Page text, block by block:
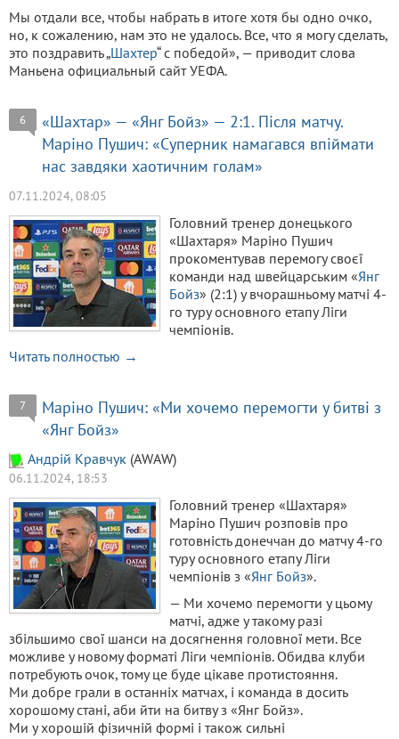
Мы отдали все, чтобы набрать в итоге хотя бы одно очко,
но, к сожалению, нам это не удалось. Все, что я могу сделать,
это поздравить „Шахтер“ с победой», — приводит слова
Маньена официальный сайт УЕФА.
6
«Шахтар» — «Янг Бойз» — 2:1. Після матчу.
Маріно Пушич: «Суперник намагався впіймати
нас завдяки хаотичним голам»
07.11.2024, 08:05
Головний тренер донецького
«Шахтаря» Маріно Пушич
прокоментував перемогу своєї
команди над швейцарським «Янг
Бойз» (2:1) у вчорашньому матчі 4-
го туру основного етапу Ліги
чемпіонів.
Читать полностью →
7
Маріно Пушич: «Ми хочемо перемогти у битві з
«Янг Бойз»
Aндрiй Кравчук (AWAW)
06.11.2024, 18:53
Головний тренер «Шахтаря»
Маріно Пушич розповів про
готовність донеччан до матчу 4-го
туру основного етапу Ліги
чемпіонів з «Янг Бойз».
— Ми хочемо перемогти у цьому
матчі, адже у такому разі
збільшимо свої шанси на досягнення головної мети. Все
можливе у новому форматі Ліги чемпіонів. Обидва клуби
потребують очок, тому це буде цікаве протистояння.
Ми добре грали в останніх матчах, і команда в досить
хорошому стані, аби йти на битву з «Янг Бойз».
Ми у хорошій фізичній формі і також сильні